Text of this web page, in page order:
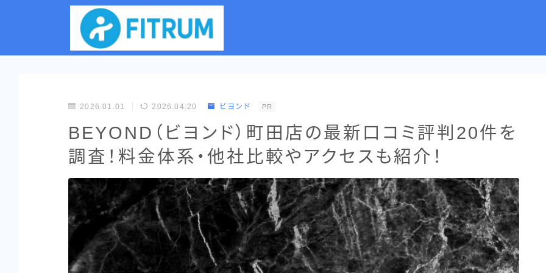
2026.01.01 2026.04.20 ビヨンド PR
BEYOND（ビヨンド）町田店の最新口コミ評判20件を
調査！料金体系・他社比較やアクセスも紹介！